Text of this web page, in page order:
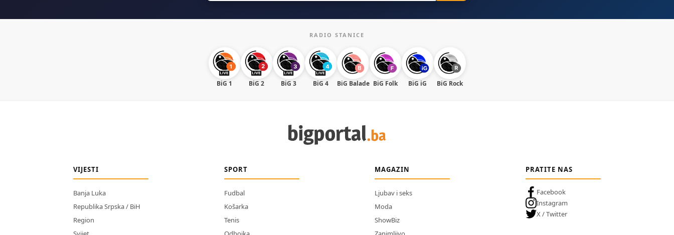
RADIO STANICE
BiG 1 BiG 2 BiG 3 BiG 4 BiG Balade BiG Folk BiG iG BiG Rock
VIJESTI
Banja Luka
Republika Srpska / BiH
Region
SPORT
Fudbal
Košarka
Tenis
MAGAZIN
Ljubav i seks
Moda
ShowBiz
PRATITE NAS
Facebook
Instagram
X / Twitter